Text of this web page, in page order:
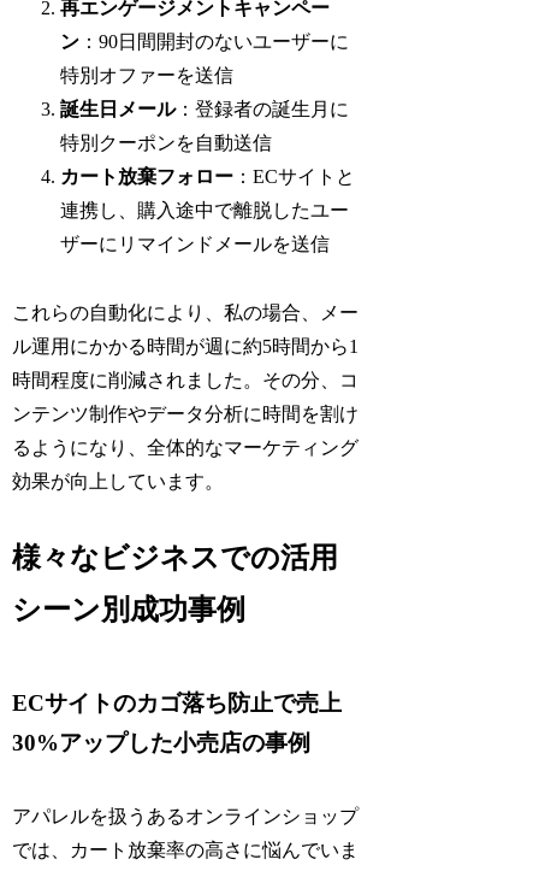
再エンゲージメントキャンペー
ン ：90日間開封のないユーザーに
特別オファーを送信
誕生日メール：登録者の誕生月に
特別クーポンを自動送信
カート放棄フォロー ：ECサイトと
連携し、購入途中で離脱したユー
ザーにリマインドメールを送信
これらの自動化により、私の場合、メー
ル運用にかかる時間が週に約5時間から1
時間程度に削減されました。その分、コ
ンテンツ制作やデータ分析に時間を割け
るようになり、全体的なマーケティング
効果が向上しています。
様々なビジネスでの活用
シーン別成功事例
ECサイトのカゴ落ち防止で売上
30%アップした小売店の事例
アパレルを扱うあるオンラインショップ
では、カート放棄率の高さに悩んでいま